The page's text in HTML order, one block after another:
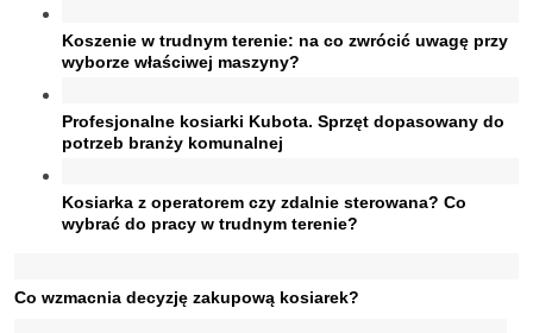
Koszenie w trudnym terenie: na co zwrócić uwagę przy
wyborze właściwej maszyny?
Profesjonalne kosiarki Kubota. Sprzęt dopasowany do
potrzeb branży komunalnej
Kosiarka z operatorem czy zdalnie sterowana? Co
wybrać do pracy w trudnym terenie?
Co wzmacnia decyzję zakupową kosiarek?